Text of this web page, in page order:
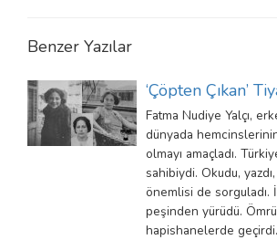
Benzer Yazılar
‘Çöpten Çıkan’
Fatma Nudiye Yalçı,
dünyada
olmayı amaçladı.
sahibiydi. Okudu,
önemlisi de sorguladı.
peşinden yürüdü.
hapishanelerde geçirdi.